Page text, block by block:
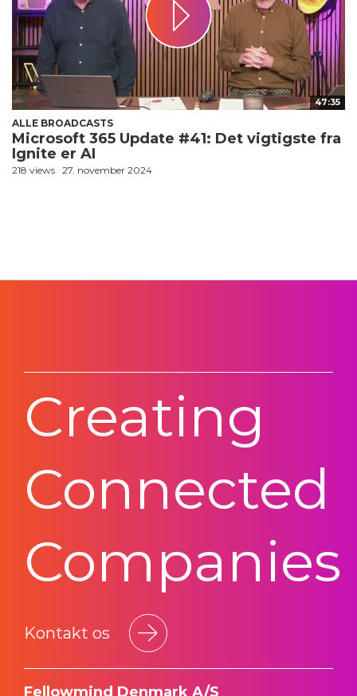
47:35
ALLE BROADCASTS
Microsoft 365 Update #41: Det vigtigste fra
Ignite er AI
218 views 27. november 2024
Creating
Connected
Companies
Kontakt os
Fellowmind Denmark A/S